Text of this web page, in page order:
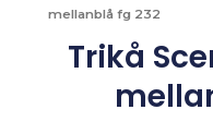
mellanblå fg 232
Trikå